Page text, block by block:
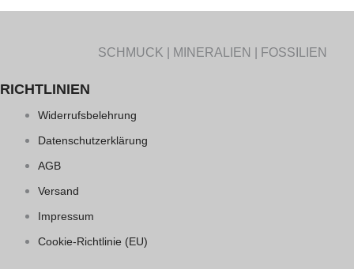
SCHMUCK | MINERALIEN | FOSSILIEN
RICHTLINIEN
Widerrufsbelehrung
Datenschutzerklärung
AGB
Versand
Impressum
Cookie-Richtlinie (EU)